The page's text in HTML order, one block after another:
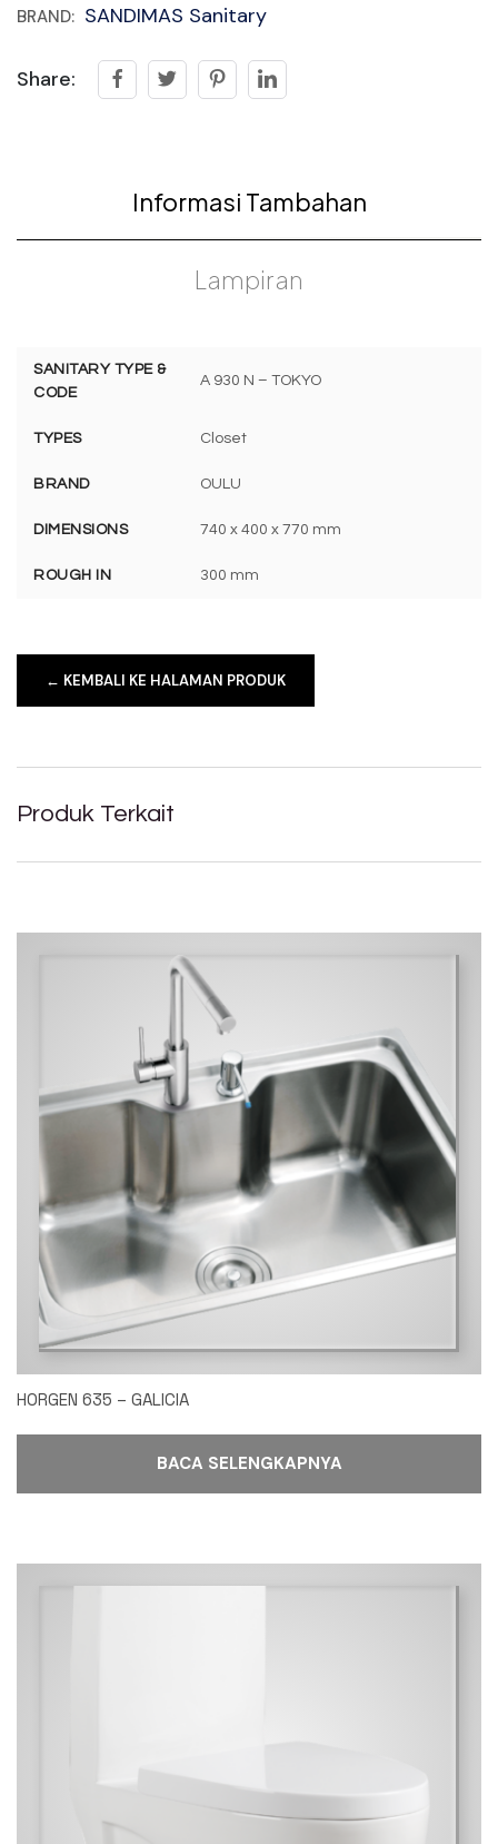
BRAND: SANDIMAS Sanitary
Share:
Informasi Tambahan
Lampiran
SANITARY TYPE &
CODE
A 930 N – TOKYO
TYPES Closet
BRAND OULU
DIMENSIONS 740 x 400 x 770 mm
ROUGH IN 300 mm
← KEMBALI KE HALAMAN PRODUK
Produk Terkait
HORGEN 635 – GALICIA
BACA SELENGKAPNYA